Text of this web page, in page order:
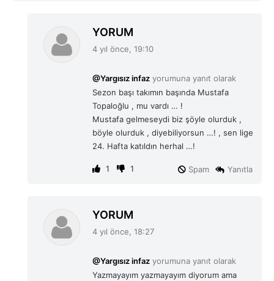
YORUM
4 yıl önce, 19:10
@Yargısız infaz yorumuna yanıt olarak
Sezon başı takımın başında Mustafa
Topaloğlu , mu vardı … !
Mustafa gelmeseydi biz şöyle olurduk ,
böyle olurduk , diyebiliyorsun …! , sen lige
24. Hafta katıldın herhal …!
1 1 Yanıtla
Spam
YORUM
4 yıl önce, 18:27
@Yargısız infaz yorumuna yanıt olarak
Yazmayayım yazmayayım diyorum ama